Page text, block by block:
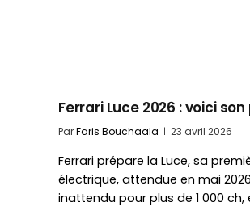
Ferrari Luce 2026 : voici son
ParFaris Bouchaala 23 avril 2026
Ferrari prépare la Luce, sa
électrique, attendue en mai
inattendu pour plus de 1 000 ch,